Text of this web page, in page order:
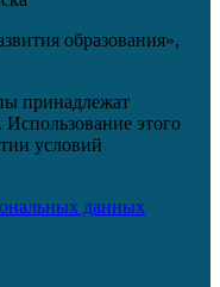
образования»,
принадлежат
этого
условий
данных